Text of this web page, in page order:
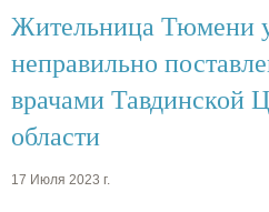
Жительница Тюмени
неправильно
врачами Тавдинской
области
17 Июля 2023 г.